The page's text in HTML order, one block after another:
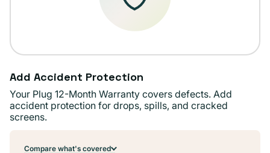
Add Accident Protection
Your Plug 12-Month Warranty covers defects. Add
accident protection for drops, spills, and cracked
screens.
Compare what's covered